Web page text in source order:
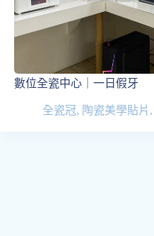
數位全瓷中心｜一日假牙
全瓷冠, 陶瓷美學貼片 ,